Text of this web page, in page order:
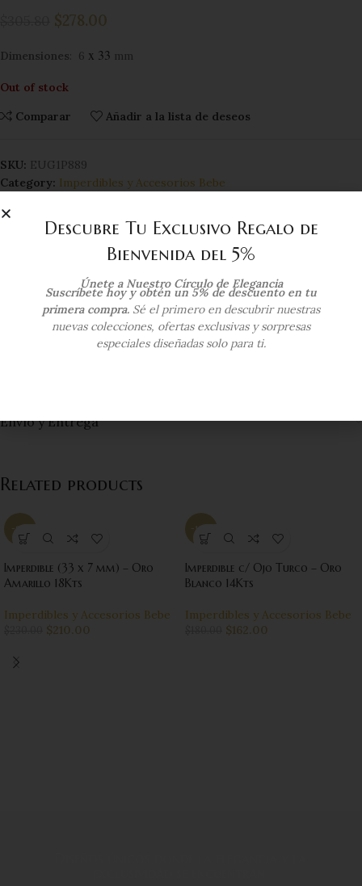
$278.00
Dimensiones: 6 x 33 mm
Out of stock
Comparar
Añadir a la lista de deseos
SKU: EUG1P889
Category: Imperdibles y Accesorios Bebe
Compartir:
Additional information
COLOR DEL ORO
Oro Tres Tonos
Envío y Entrega
Related products
-9%
Imperdible (33 x 7 mm) – Oro
Amarillo 18Kts
Imperdibles y Accesorios Bebe
$210.00
-10%
Imperdible c/ Ojo Turco – Oro
Blanco 14Kts
Imperdibles y Accesorios Bebe
$162.00
Descubre Tu Exclusivo Regalo de
Bienvenida del 5%
Únete a Nuestro Círculo de Elegancia
Suscríbete hoy y obtén un 5% de descuento en tu
primera compra. Sé el primero en descubrir nuestras
nuevas colecciones, ofertas exclusivas y sorpresas
especiales diseñadas solo para ti.